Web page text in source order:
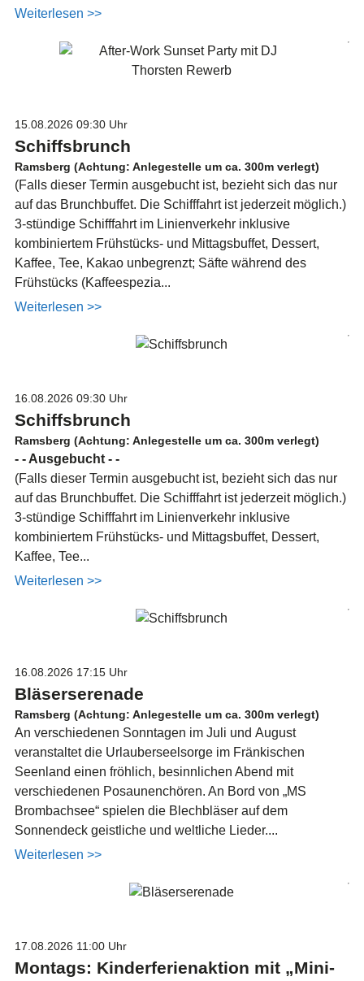
Weiterlesen >>
15.08.2026 09:30 Uhr
Schiffsbrunch
Ramsberg (Achtung: Anlegestelle um ca. 300m verlegt)
(Falls dieser Termin ausgebucht ist, bezieht sich das nur
auf das Brunchbuffet. Die Schifffahrt ist jederzeit möglich.)
3-stündige Schifffahrt im Linienverkehr inklusive
kombiniertem Frühstücks- und Mittagsbuffet, Dessert,
Kaffee, Tee, Kakao unbegrenzt; Säfte während des
Frühstücks (Kaffeespezia...
Weiterlesen >>
16.08.2026 09:30 Uhr
Schiffsbrunch
Ramsberg (Achtung: Anlegestelle um ca. 300m verlegt)
- - Ausgebucht - -
(Falls dieser Termin ausgebucht ist, bezieht sich das nur
auf das Brunchbuffet. Die Schifffahrt ist jederzeit möglich.)
3-stündige Schifffahrt im Linienverkehr inklusive
kombiniertem Frühstücks- und Mittagsbuffet, Dessert,
Kaffee, Tee...
Weiterlesen >>
16.08.2026 17:15 Uhr
Bläserserenade
Ramsberg (Achtung: Anlegestelle um ca. 300m verlegt)
An verschiedenen Sonntagen im Juli und August
veranstaltet die Urlauberseelsorge im Fränkischen
Seenland einen fröhlich, besinnlichen Abend mit
verschiedenen Posaunenchören. An Bord von „MS
Brombachsee“ spielen die Blechbläser auf dem
Sonnendeck geistliche und weltliche Lieder....
Weiterlesen >>
17.08.2026 11:00 Uhr
Montags: Kinderferienaktion mit „Mini-